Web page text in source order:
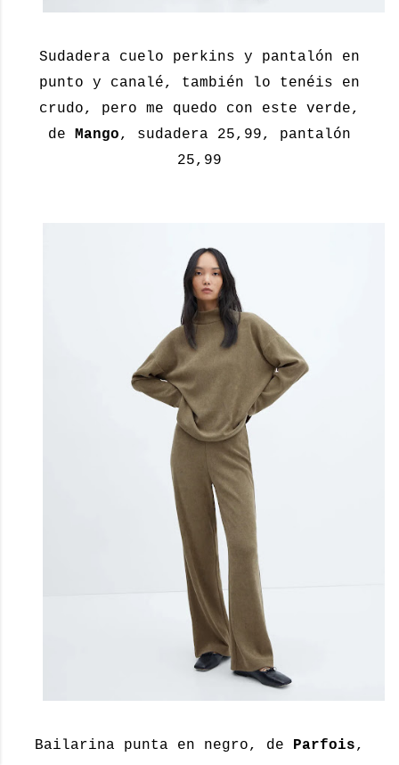
Sudadera cuelo perkins y pantalón en
punto y canalé, también lo tenéis en
crudo, pero me quedo con este verde,
de
Mango, sudadera 25,99, pantalón
25,99
Bailarina punta en negro, de Parfois,